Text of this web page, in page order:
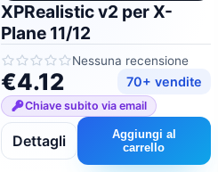
XPRealistic v2 per X-
Plane 11/12
Nessuna recensione
€4.12 70+ vendite
Chiave subito via email
Dettagli
Aggiungi al
carrello